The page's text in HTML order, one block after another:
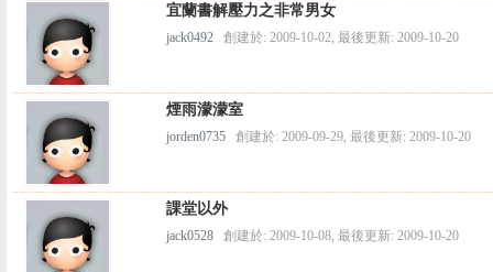
宜蘭書解壓力之非常男女
jack0492 創建於: 2009-10-02, 最後更新: 2009-10-20
煙雨濛濛室
jorden0735 創建於: 2009-09-29, 最後更新: 2009-10-20
課堂以外
jack0528 創建於: 2009-10-08, 最後更新: 2009-10-20